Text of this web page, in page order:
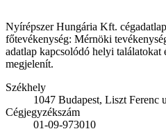
Nyírépszer Hungária Kft.
főtevékenység: Mérnöki
adatlap kapcsolódó helyi találatokat
megjelenít.
Székhely
1047 Budapest, Liszt Ferenc
Cégjegyzékszám
01-09-973010